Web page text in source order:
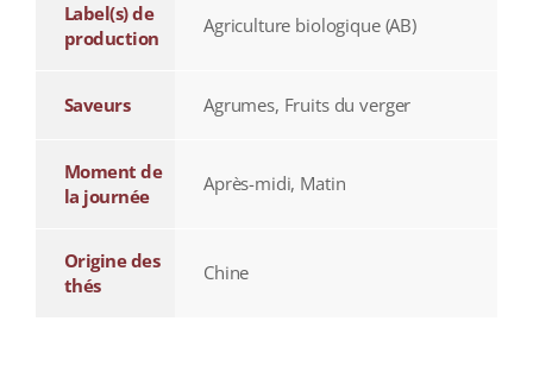
Label(s) de
production
Agriculture biologique (AB)
Saveurs Agrumes, Fruits du verger
Moment de
la journée
Après-midi, Matin
Origine des
thés
Chine